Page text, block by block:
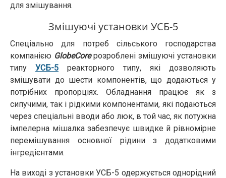
для змішування.
Змішуючі установки УСБ-5
Спеціально для потреб сільського господарства
компанією GlobeCoreрозроблені змішуючі установки
типу УСБ-5 реакторного типу, які дозволяють
змішувати до шести компонентів, що додаються у
потрібних пропорціях. Обладнання працює як з
сипучими, так і рідкими компонентами, які подаються
через спеціальні вводи або люк, в той час, як потужна
імпелерна мішалка забезпечує швидке й рівномірне
перемішування основної рідини з додатковими
інгредієнтами.
На виході з установки УСБ-5 одержується однорідний